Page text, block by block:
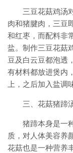
三豆花菇鸡汤
肉和猪腱肉，三豆
和红枣，而配料非
盐。制作三豆花菇
豆及白云豆都泡透
有材料都放进煲内
上，之后加入盐调
三、花菇猪蹄
猪蹄本身是一
质，对人体美容养
花菇也是一种营养